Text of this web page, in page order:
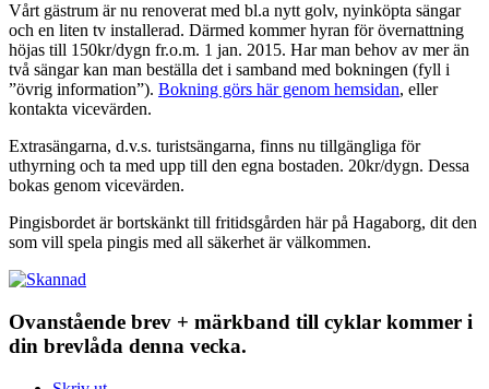
Vårt gästrum är nu renoverat med bl.a nytt golv, nyinköpta sängar
och en liten tv installerad. Därmed kommer hyran för övernattning
höjas till 150kr/dygn fr.o.m. 1 jan. 2015. Har man behov av mer än
två sängar kan man beställa det i samband med bokningen (fyll i
”övrig information”). Bokning görs här genom hemsidan, eller
kontakta vicevärden.
Extrasängarna, d.v.s. turistsängarna, finns nu tillgängliga för
uthyrning och ta med upp till den egna bostaden. 20kr/dygn. Dessa
bokas genom vicevärden.
Pingisbordet är bortskänkt till fritidsgården här på Hagaborg, dit den
som vill spela pingis med all säkerhet är välkommen.
Ovanstående brev + märkband till cyklar kommer i
din brevlåda denna vecka.